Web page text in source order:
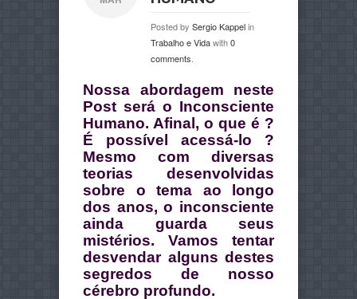
Posted by Sergio Kappelin
Trabalho e Vidawith0
comments
Nossa abordagem neste
Post será o Inconsciente
Humano. Afinal, o que é ?
É possível acessá-lo ?
Mesmo com diversas
teorias desenvolvidas
sobre o tema ao longo
dos anos, o inconsciente
ainda guarda seus
mistérios. Vamos tentar
desvendar alguns destes
segredos de nosso
cérebro profundo.